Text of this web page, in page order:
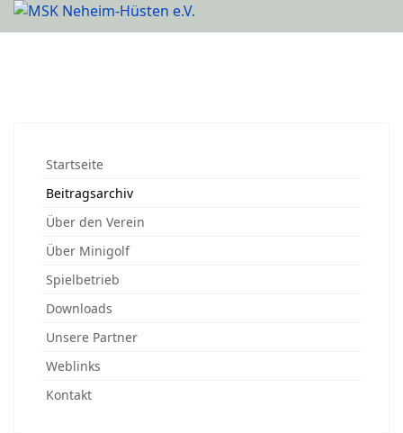
Startseite
Beitragsarchiv
Über den Verein
Über Minigolf
Spielbetrieb
Downloads
Unsere Partner
Weblinks
Kontakt